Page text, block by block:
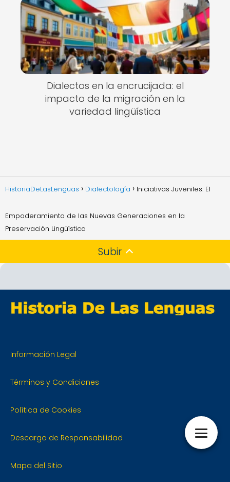
Dialectos en la encrucijada: el
impacto de la migración en la
variedad lingüística
HistoriaDeLasLenguas Dialectología Iniciativas Juveniles: El
Empoderamiento de las Nuevas Generaciones en la
Preservación Lingüística
Subir
Información Legal
Términos y Condiciones
Política de Cookies
Descargo de Responsabilidad
Mapa del Sitio